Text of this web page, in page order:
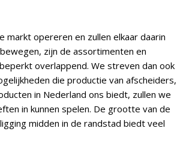
markt opereren en zullen elkaar daarin
zijn de assortimenten en
overlappend. We streven dan ook
die productie van afscheiders,
in Nederland ons biedt, zullen we
in kunnen spelen. De grootte van de
midden in de randstad biedt veel